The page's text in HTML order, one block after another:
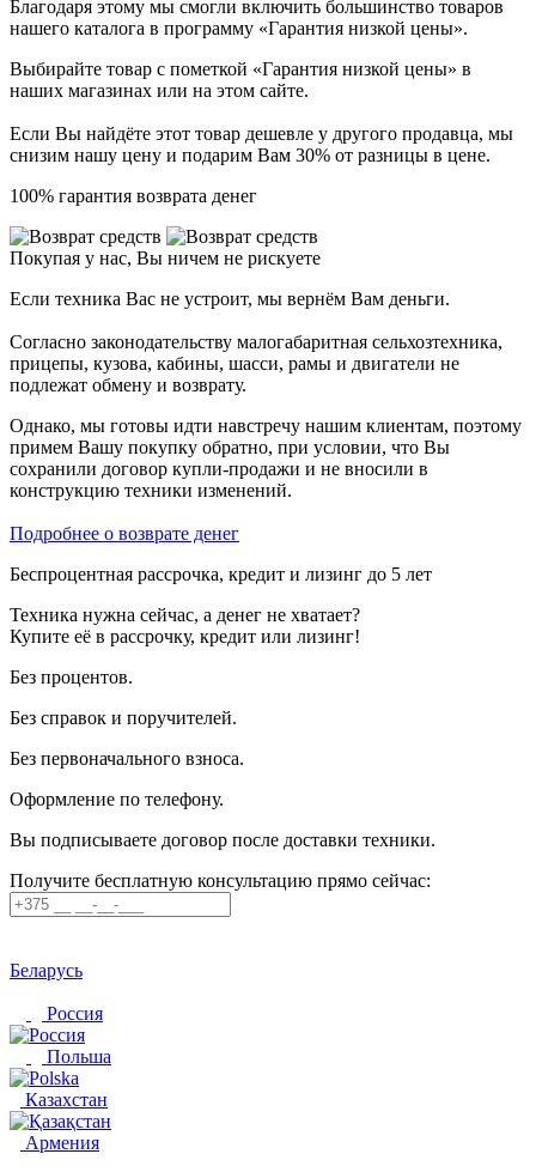
Благодаря этому мы смогли включить большинство товаров
нашего каталога в программу «Гарантия низкой цены».
Выбирайте товар с пометкой «Гарантия низкой цены» в
наших магазинах или на этом сайте.
Если Вы найдёте этот товар дешевле у другого продавца, мы
снизим нашу цену и подарим Вам 30% от разницы в цене.
100% гарантия возврата денег
Покупая у нас, Вы ничем не рискуете
Если техника Вас не устроит, мы вернём Вам деньги.
Согласно законодательству малогабаритная сельхозтехника,
прицепы, кузова, кабины, шасси, рамы и двигатели не
подлежат обмену и возврату.
Однако, мы готовы идти навстречу нашим клиентам, поэтому
примем Вашу покупку обратно, при условии, что Вы
сохранили договор купли-продажи и не вносили в
конструкцию техники изменений.
Подробнее о возврате денег
Беспроцентная рассрочка, кредит и лизинг до 5 лет
Техника нужна сейчас, а денег не хватает?
Купите её в рассрочку, кредит или лизинг!
Без процентов.
Без справок и поручителей.
Без первоначального взноса.
Оформление по телефону.
Вы подписываете договор после доставки техники.
Получите бесплатную консультацию прямо сейчас:
Беларусь
Россия
Польша
Казахстан
Армения